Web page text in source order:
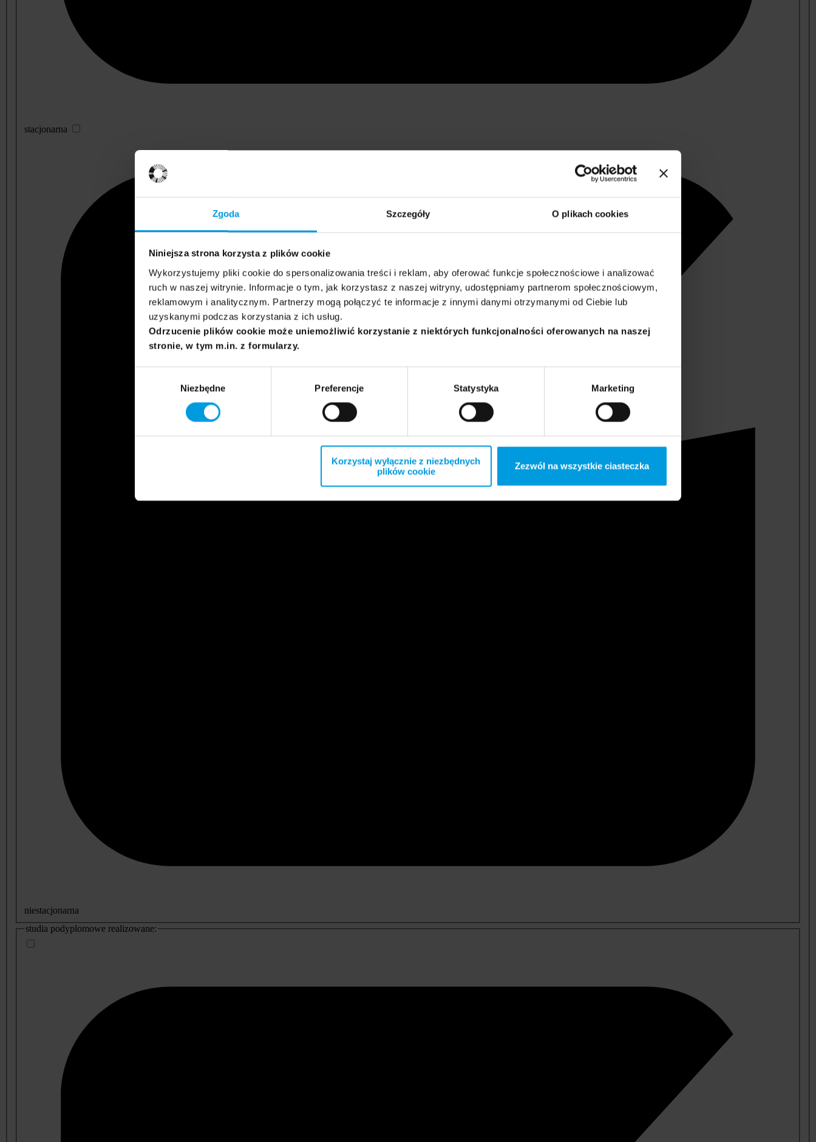
Zgoda Szczegóły O plikach cookies
Niniejsza strona korzysta z plików cookie
Wykorzystujemy pliki cookie do spersonalizowania treści i reklam, aby oferować funkcje społecznościowe i analizować
ruch w naszej witrynie. Informacje o tym, jak korzystasz z naszej witryny, udostępniamy partnerom społecznościowym,
reklamowym i analitycznym. Partnerzy mogą połączyć te informacje z innymi danymi otrzymanymi od Ciebie lub
uzyskanymi podczas korzystania z ich usług.
Odrzucenie plików cookie może uniemożliwić korzystanie z niektórych funkcjonalności oferowanych na naszej
stronie, w tym m.in. z formularzy.
Niezbędne Preferencje Statystyka Marketing
Korzystaj wyłącznie z niezbędnych
plików cookie
Zezwól na wszystkie ciasteczka
stacjonarna
niestacjonarna
studia podyplomowe realizowane: